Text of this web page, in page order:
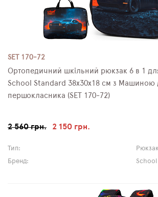
SET 170-72
Ортопедичний шкільний рюкзак 6 в 1
School Standard 38х30х18 см з Машиною
першокласника (SET 170-72)
2 560 грн. 2 150 грн.
Тип:
Бренд: